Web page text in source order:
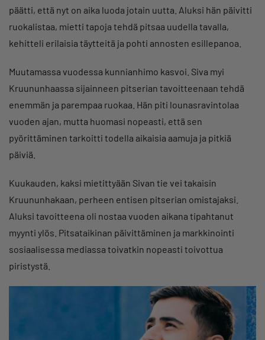
päätti, että nyt on aika luoda jotain uutta. Aluksi hän päivitti
ruokalistaa, mietti tapoja tehdä pitsaa uudella tavalla,
kehitteli erilaisia täytteitä ja pohti annosten esillepanoa.
Muutamassa vuodessa kunnianhimo kasvoi. Siva myi
Kruununhaassa sijainneen pitserian tavoitteenaan tehdä
enemmän ja parempaa ruokaa. Hän piti lounasravintolaa
vuoden ajan, mutta huomasi nopeasti, että sen
pyörittäminen tarkoitti todella aikaisia aamuja ja pitkiä
päiviä.
Kuukauden, kaksi mietittyään Sivan tie vei takaisin
Kruununhakaan, perheen entisen pitserian omistajaksi.
Aluksi tavoitteena oli nostaa vuoden aikana tipahtanut
myynti ylös. Pitsataikinan päivittäminen ja markkinointi
sosiaalisessa mediassa toivatkin nopeasti toivottua
piristystä.